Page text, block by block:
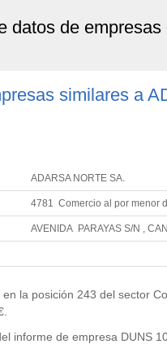
datos de
similares a
ADARSA NORTE SA.
4781 Comercio al por menor
AVENIDA PARAYAS S/N ,
−
en la posición 243 del sector
informe de empresa DUNS